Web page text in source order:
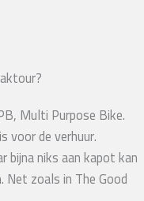
Multi Purpose Bike.
voor de verhuur.
bijna niks aan kapot kan
Net zoals in The Good